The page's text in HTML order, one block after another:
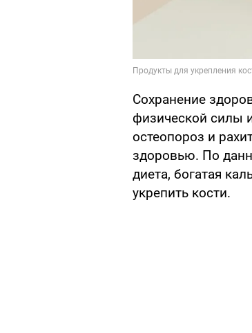
Сохранение
физической силы
остеопороз и
здоровью. По
диета, богатая
укрепить кости.